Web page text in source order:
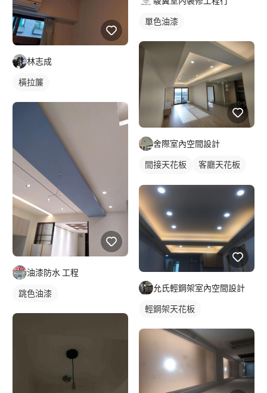
林志成
橫拉簾
油漆防水 工程
跳色油漆
單色油漆
舍際室內空間設計
間接天花板
客廳天花板
允氏輕鋼架室內空間設計
輕鋼架天花板